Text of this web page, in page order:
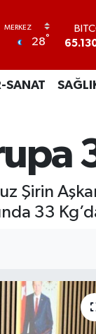
28°
SANAT
Şirin
33